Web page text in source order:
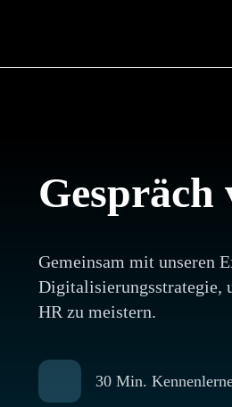
Gespräch
Gemeinsam mit unseren
Digitalisierungsstrategie,
HR zu meistern.
30 Min.